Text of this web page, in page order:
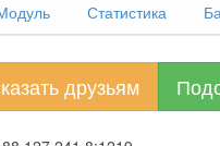
Статистика
друзьям